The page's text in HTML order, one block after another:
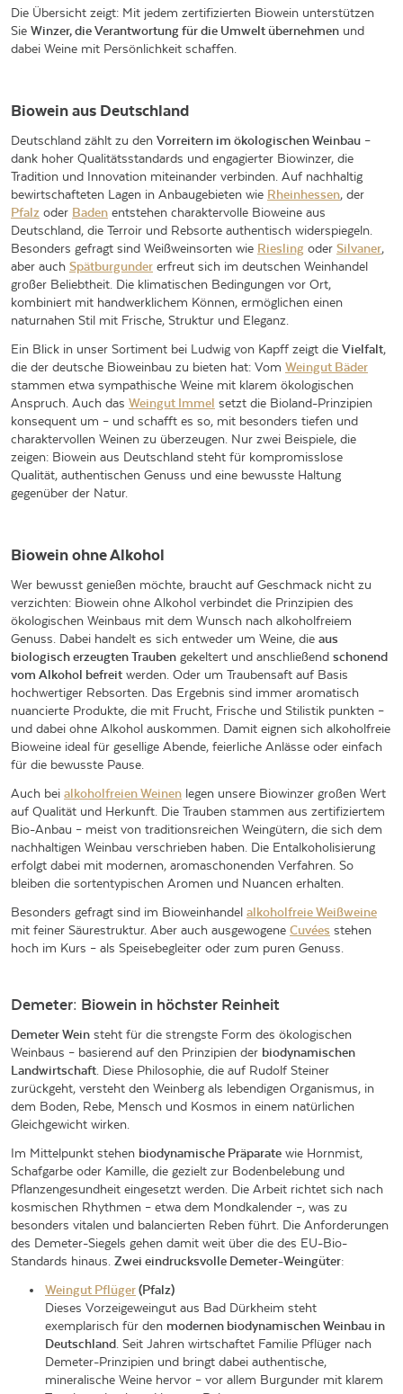
Die Übersicht zeigt: Mit jedem zertifizierten Biowein unterstützen
Sie Winzer, die Verantwortung für die Umwelt übernehmen und
dabei Weine mit Persönlichkeit schaffen.
Biowein aus Deutschland
Deutschland zählt zu den Vorreitern im ökologischen Weinbau –
dank hoher Qualitätsstandards und engagierter Biowinzer, die
Tradition und Innovation miteinander verbinden. Auf nachhaltig
bewirtschafteten Lagen in Anbaugebieten wie Rheinhessen, der
Pfalz oder Baden entstehen charaktervolle Bioweine aus
Deutschland, die Terroir und Rebsorte authentisch widerspiegeln.
Besonders gefragt sind Weißweinsorten wie Riesling oder Silvaner,
aber auch Spätburgunder erfreut sich im deutschen Weinhandel
großer Beliebtheit. Die klimatischen Bedingungen vor Ort,
kombiniert mit handwerklichem Können, ermöglichen einen
naturnahen Stil mit Frische, Struktur und Eleganz.
Ein Blick in unser Sortiment bei Ludwig von Kapff zeigt die Vielfalt,
die der deutsche Bioweinbau zu bieten hat: Vom Weingut Bäder
stammen etwa sympathische Weine mit klarem ökologischen
Anspruch. Auch das Weingut Immel setzt die Bioland-Prinzipien
konsequent um – und schafft es so, mit besonders tiefen und
charaktervollen Weinen zu überzeugen. Nur zwei Beispiele, die
zeigen: Biowein aus Deutschland steht für kompromisslose
Qualität, authentischen Genuss und eine bewusste Haltung
gegenüber der Natur.
Biowein ohne Alkohol
Wer bewusst genießen möchte, braucht auf Geschmack nicht zu
verzichten: Biowein ohne Alkohol verbindet die Prinzipien des
ökologischen Weinbaus mit dem Wunsch nach alkoholfreiem
Genuss. Dabei handelt es sich entweder um Weine, die aus
biologisch erzeugten Trauben gekeltert und anschließend schonend
vom Alkohol befreit werden. Oder um Traubensaft auf Basis
hochwertiger Rebsorten. Das Ergebnis sind immer aromatisch
nuancierte Produkte, die mit Frucht, Frische und Stilistik punkten –
und dabei ohne Alkohol auskommen. Damit eignen sich alkoholfreie
Bioweine ideal für gesellige Abende, feierliche Anlässe oder einfach
für die bewusste Pause.
Auch bei alkoholfreien Weinen legen unsere Biowinzer großen Wert
auf Qualität und Herkunft. Die Trauben stammen aus zertifiziertem
Bio-Anbau – meist von traditionsreichen Weingütern, die sich dem
nachhaltigen Weinbau verschrieben haben. Die Entalkoholisierung
erfolgt dabei mit modernen, aromaschonenden Verfahren. So
bleiben die sortentypischen Aromen und Nuancen erhalten.
Besonders gefragt sind im Bioweinhandel alkoholfreie Weißweine
mit feiner Säurestruktur. Aber auch ausgewogene Cuvées stehen
hoch im Kurs – als Speisebegleiter oder zum puren Genuss.
Demeter: Biowein in höchster Reinheit
Demeter Wein steht für die strengste Form des ökologischen
Weinbaus – basierend auf den Prinzipien der biodynamischen
Landwirtschaft . Diese Philosophie, die auf Rudolf Steiner
zurückgeht, versteht den Weinberg als lebendigen Organismus, in
dem Boden, Rebe, Mensch und Kosmos in einem natürlichen
Gleichgewicht wirken.
Im Mittelpunkt stehen biodynamische Präparate wie Hornmist,
Schafgarbe oder Kamille, die gezielt zur Bodenbelebung und
Pflanzengesundheit eingesetzt werden. Die Arbeit richtet sich nach
kosmischen Rhythmen – etwa dem Mondkalender –, was zu
besonders vitalen und balancierten Reben führt. Die Anforderungen
des Demeter-Siegels gehen damit weit über die des EU-Bio-
Standards hinaus. Zwei eindrucksvolle Demeter-Weingüter:
Weingut Pflüger(Pfalz)
Dieses Vorzeigeweingut aus Bad Dürkheim steht
exemplarisch für den modernen biodynamischen Weinbau in
Deutschland . Seit Jahren wirtschaftet Familie Pflüger nach
Demeter-Prinzipien und bringt dabei authentische,
mineralische Weine hervor – vor allem Burgunder mit klarem